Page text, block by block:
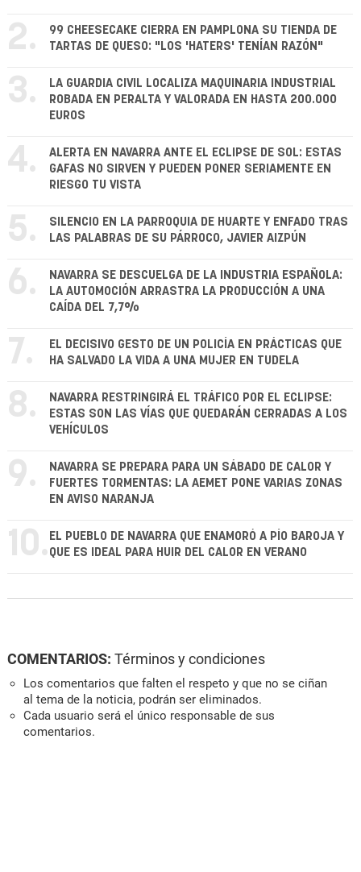
2.
99 CHEESECAKE CIERRA EN PAMPLONA SU TIENDA DE
TARTAS DE QUESO: "LOS 'HATERS' TENÍAN RAZÓN"
3.
LA GUARDIA CIVIL LOCALIZA MAQUINARIA INDUSTRIAL
ROBADA EN PERALTA Y VALORADA EN HASTA 200.000
EUROS
4.
ALERTA EN NAVARRA ANTE EL ECLIPSE DE SOL: ESTAS
GAFAS NO SIRVEN Y PUEDEN PONER SERIAMENTE EN
RIESGO TU VISTA
5.
SILENCIO EN LA PARROQUIA DE HUARTE Y ENFADO TRAS
LAS PALABRAS DE SU PÁRROCO, JAVIER AIZPÚN
6.
NAVARRA SE DESCUELGA DE LA INDUSTRIA ESPAÑOLA:
LA AUTOMOCIÓN ARRASTRA LA PRODUCCIÓN A UNA
CAÍDA DEL 7,7%
7.
EL DECISIVO GESTO DE UN POLICÍA EN PRÁCTICAS QUE
HA SALVADO LA VIDA A UNA MUJER EN TUDELA
8.
NAVARRA RESTRINGIRÁ EL TRÁFICO POR EL ECLIPSE:
ESTAS SON LAS VÍAS QUE QUEDARÁN CERRADAS A LOS
VEHÍCULOS
9.
NAVARRA SE PREPARA PARA UN SÁBADO DE CALOR Y
FUERTES TORMENTAS: LA AEMET PONE VARIAS ZONAS
EN AVISO NARANJA
10. EL PUEBLO DE NAVARRA QUE ENAMORÓ A PÍO BAROJA Y
QUE ES IDEAL PARA HUIR DEL CALOR EN VERANO
COMENTARIOS: Términos y condiciones
Los comentarios que falten el respeto y que no se ciñan
al tema de la noticia, podrán ser eliminados.
Cada usuario será el único responsable de sus
comentarios.